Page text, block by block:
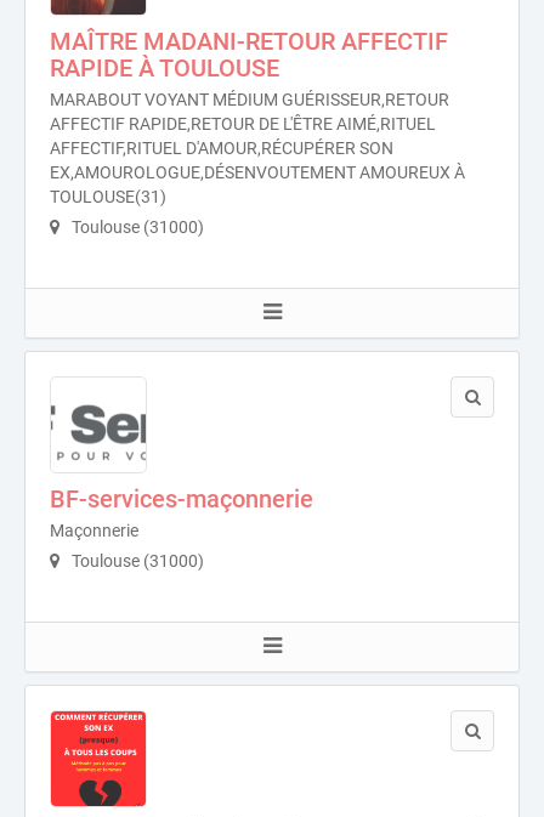
MAÎTRE MADANI-RETOUR AFFECTIF
RAPIDE À TOULOUSE
MARABOUT VOYANT MÉDIUM GUÉRISSEUR,RETOUR
AFFECTIF RAPIDE,RETOUR DE L'ÊTRE AIMÉ,RITUEL
AFFECTIF,RITUEL D'AMOUR,RÉCUPÉRER SON
EX,AMOUROLOGUE,DÉSENVOUTEMENT AMOUREUX À
TOULOUSE(31)
Toulouse (31000)
BF-services-maçonnerie
Maçonnerie
Toulouse (31000)